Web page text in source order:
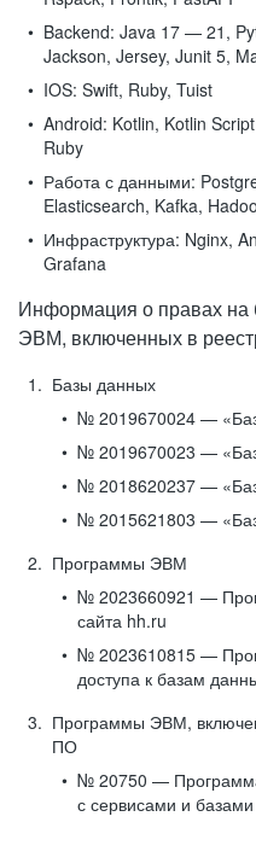
Backend: Java 17 — 21,
Jackson, Jersey, Junit 5,
IOS: Swift, Ruby, Tuist
Android: Kotlin, Kotlin
Ruby
Работа с данными:
Elasticsearch, Kafka,
Инфраструктура: Nginx,
Grafana
Информация о правах на
ЭВМ, включенных в
Базы данных
№ 2019670024 —
№ 2019670023 —
№ 2018620237 —
№ 2015621803 —
Программы ЭВМ
№ 2023660921 —
сайта hh.ru
№ 2023610815 —
доступа к базам
Программы ЭВМ,
ПО
№ 20750 —
с сервисами и